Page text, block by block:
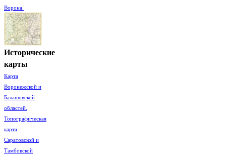
Ворона.
Исторические
карты
Карта
Воронежской и
Балашовской
областей.
Топографическая
карта
Саратовской и
Тамбовской